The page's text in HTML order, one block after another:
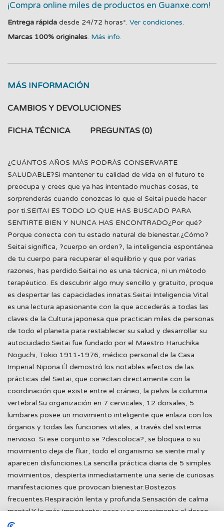
¡Compra online miles de productos en Guanxe.com!
Entrega rápida desde 24/72 horas*. Ver condiciones.
Marcas 100% originales. Más info.
MÁS INFORMACIÓN
CAMBIOS Y DEVOLUCIONES
FICHA TÉCNICA PREGUNTAS (0)
¿CUÁNTOS AÑOS MÁS PODRÁS CONSERVARTE
SALUDABLE?Si mantener tu calidad de vida en el futuro te
preocupa y crees que ya has intentado muchas cosas, te
sorprenderás cuando conozcas lo que el Seitai puede hacer
por ti.SEITAI ES TODO LO QUE HAS BUSCADO PARA
SENTIRTE BIEN Y NUNCA HAS ENCONTRADO¿Por qué?
Porque conecta con tu estado natural de bienestar.¿Cómo?
Seitai significa, ?cuerpo en orden?, la inteligencia espontánea
de tu cuerpo para recuperar el equilibrio y que por varias
razones, has perdido.Seitai no es una técnica, ni un método
terapéutico. Es descubrir algo muy sencillo y gratuito, proque
es despertar las capacidades innatas.Seitai Inteligencia Vital
es una lectura apasionante con la que accederás a todas las
claves de la Cultura japonesa que practican miles de personas
de todo el planeta para restablecer su salud y desarrollar su
autocuidado.Seitai fue fundado por el Maestro Haruchika
Noguchi, Tokio 1911-1976, médico personal de la Casa
Imperial Nipona.Él demostró los notables efectos de las
prácticas del Seitai, que conectan directamente con la
coordinación que existe entre el cráneo, la pelvis la columna
vertebral.Su organización en 7 cervicales, 12 dorsales, 5
lumbares posee un movimiento inteligente que enlaza con los
órganos y todas las funciones vitales, a través del sistema
nervioso. Si ese conjunto se ?descoloca?, se bloquea o su
movimiento deja de fluir, todo el organismo se siente mal y
aparecen disfunciones.La sencilla práctica diaria de 5 simples
movimientos, despierta inmediatamente una serie de curiosas
manifestaciones que provocan bienestar:Bostezos
frecuentes.Respiración lenta y profunda.Sensación de calma
mental.Y lo más importante: nace y se experimenta el deseo
natural de que el cuerpo desea moverse a su manera.Este